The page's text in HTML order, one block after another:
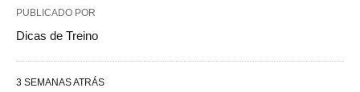
PUBLICADO POR
Dicas de Treino
3 SEMANAS ATRÁS